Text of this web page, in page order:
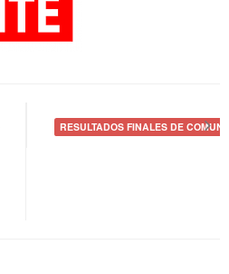
RESULTADOS FINALES DE